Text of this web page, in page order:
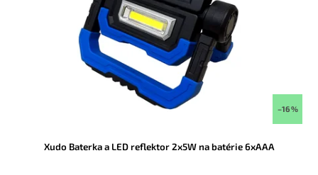
–16 %
Xudo Baterka a LED reflektor 2x5W na batérie 6xAAA